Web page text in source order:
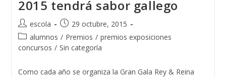
2015 tendrá sabor gallego
Autor
de
la
escola
Publicación
de
la
entrada:
29 octubre, 2015
Categoría
de
entrada:
alumnos / Premios / premios exposiciones
concursos / Sin categoría
Como cada año se organiza la Gran Gala Rey & Reina